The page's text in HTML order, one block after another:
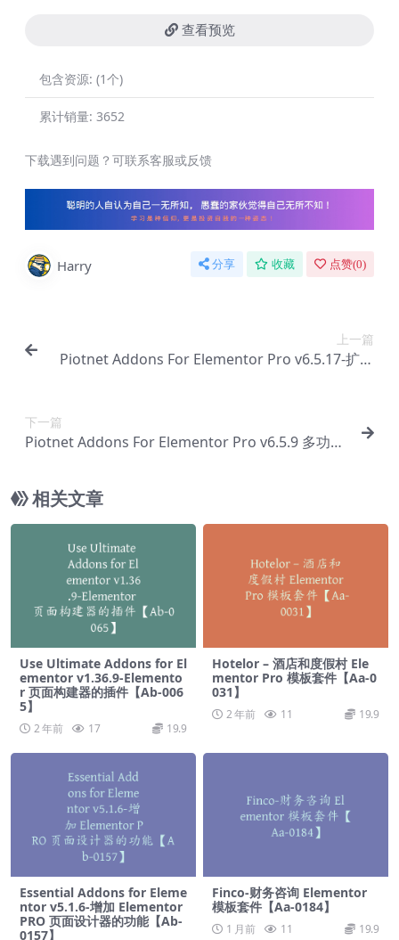
查看预览
包含资源: (1个)
累计销量: 3652
下载遇到问题？可联系客服或反馈
Harry 分享 收藏 点赞(0)
上一篇
Piotnet Addons For Elementor Pro v6.5.17-扩展
下一篇
Piotnet Addons For Elementor Pro v6.5.9 多功能
相关文章
Use Ultimate Addons for El
ementor v1.36.9-Elemento
r 页面构建器的插件【Ab-006
5】
2 年前 17 19.9
Hotelor – 酒店和度假村 Ele
mentor Pro 模板套件【Aa-0
031】
2 年前 11 19.9
Essential Addons for Eleme
ntor v5.1.6-增加 Elementor
PRO 页面设计器的功能【Ab-
0157】
Finco-财务咨询 Elementor
模板套件【Aa-0184】
1 月前 11 19.9